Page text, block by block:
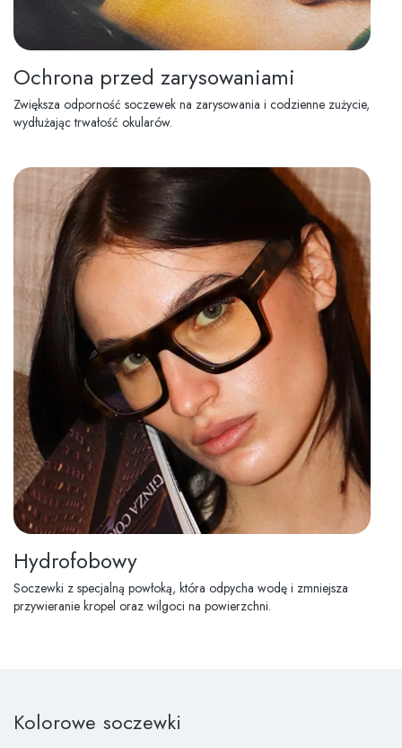
Ochrona przed zarysowaniami
Zwiększa odporność soczewek na zarysowania i codzienne zużycie,
wydłużając trwałość okularów.
Hydrofobowy
Soczewki z specjalną powłoką, która odpycha wodę i zmniejsza
przywieranie kropel oraz wilgoci na powierzchni.
Kolorowe soczewki